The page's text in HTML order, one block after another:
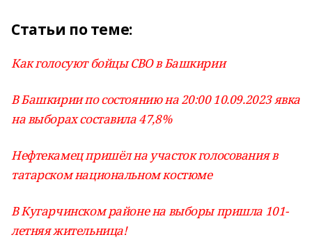
Статьи по теме:
Как голосуют бойцы СВО в Башкирии
В Башкирии по состоянию на 20:00 10.09.2023 явка
на выборах составила 47,8%
Нефтекамец пришёл на участок голосования в
татарском национальном костюме
В Кугарчинском районе на выборы пришла 101-
летняя жительница!